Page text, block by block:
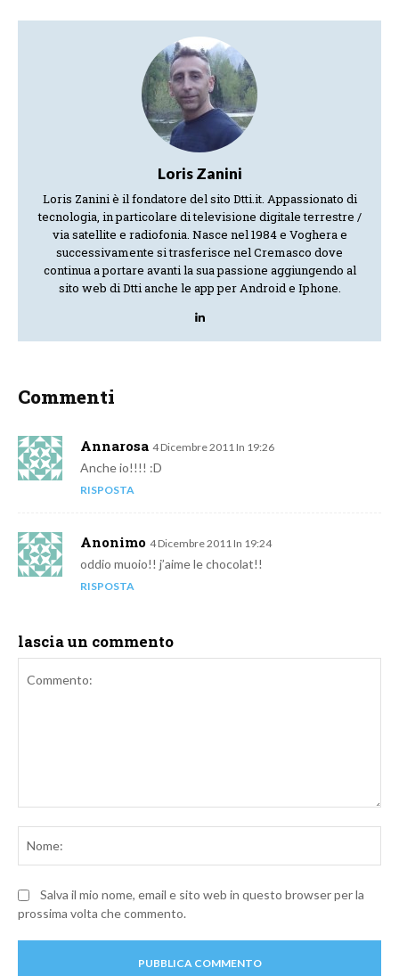
Loris Zanini
Loris Zanini è il fondatore del sito Dtti.it. Appassionato di
tecnologia, in particolare di televisione digitale terrestre /
via satellite e radiofonia. Nasce nel 1984 e Voghera e
successivamente si trasferisce nel Cremasco dove
continua a portare avanti la sua passione aggiungendo al
sito web di Dtti anche le app per Android e Iphone.
Commenti
Annarosa 4 Dicembre 2011 In 19:26
Anche io!!!! :D
RISPOSTA
Anonimo 4 Dicembre 2011 In 19:24
oddio muoio!! j’aime le chocolat!!
RISPOSTA
lascia un commento
Salva il mio nome, email e sito web in questo browser per la
prossima volta che commento.